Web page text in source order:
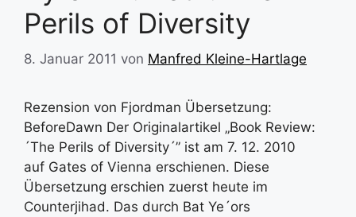
Perils of Diversity
8. Januar 2011 von Manfred Kleine-Hartlage
Rezension von Fjordman Übersetzung:
BeforeDawn Der Originalartikel „Book Review:
´The Perils of Diversity´” ist am 7. 12. 2010
auf Gates of Vienna erschienen. Diese
Übersetzung erschien zuerst heute im
Counterjihad. Das durch Bat Ye´ors